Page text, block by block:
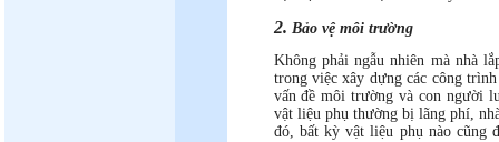
2. Bảo vệ môi trường
Không phải ngẫu nhiên mà nhà
trong việc xây dựng các công
vấn đề môi trường và con người
vật liệu phụ thường bị lãng phí,
đó, bất kỳ vật liệu phụ nào cũng